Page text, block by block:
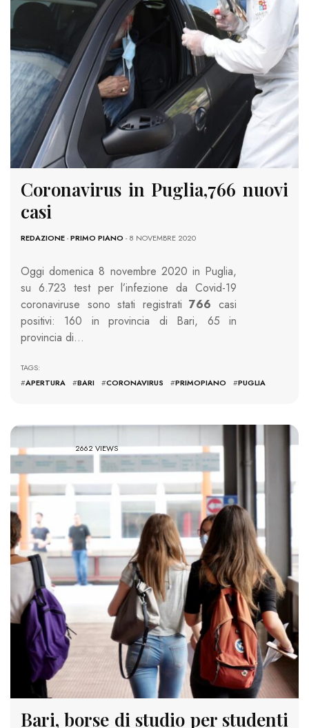
Coronavirus in Puglia,766 nuovi
casi
REDAZIONE-PRIMO PIANO - 8 NOVEMBRE 2020
Oggi domenica 8 novembre 2020 in Puglia,
su 6.723 test per l’infezione da Covid-19
coronaviruse sono stati registrati766 casi
positivi: 160 in provincia di Bari, 65 in
provincia di…
TAGS:
#APERTURA #BARI #CORONAVIRUS #PRIMOPIANO #PUGLIA
2662 VIEWS
Bari, borse di studio per studenti